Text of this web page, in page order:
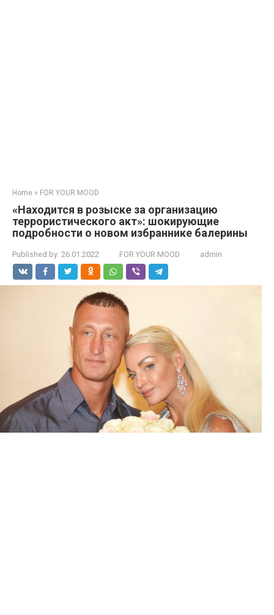
Home » FOR YOUR MOOD
«Находится в розыске за организацию
террористического акт»: шокирующие
подробности о новом избраннике балерины
Published by: 26.01.2022 FOR YOUR MOOD admin